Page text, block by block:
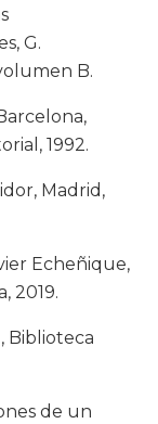
G.
B.
1992.
Madrid,
Echeñique,
2019.
Biblioteca
de un